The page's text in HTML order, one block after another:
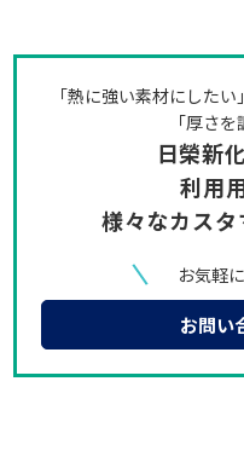
「熱に強い素材にした
「厚さ
日榮新
利用
様々なカスタ
お気軽
お問い